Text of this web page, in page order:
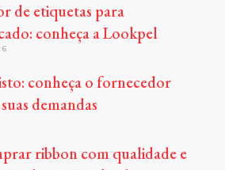
de etiquetas para
conheça a Lookpel
conheça o fornecedor
demandas
ribbon com qualidade e